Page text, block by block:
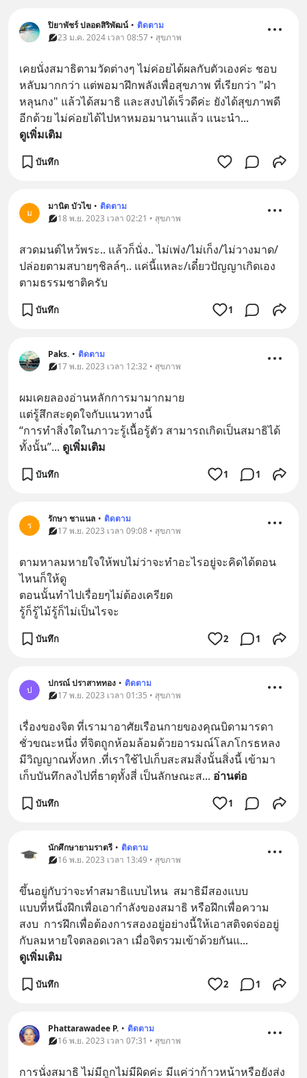
ปิยาพัชร์ ปลอดสิริพัฒน์ • ติดตาม
23 ม.ค. 2024 เวลา 08:57 • สุขภาพ
เคยนั่งสมาธิตามวัดต่างๆ ไม่ค่อยได้ผลกับตัวเองค่ะ ชอบ
หลับมากกว่า แต่พอมาฝึกพลังเพื่อสุขภาพ ที่เรียกว่า "ฝ่า
หลุนกง" แล้วได้สมาธิ และสงบได้เร็วดีค่ะ ยังได้สุขภาพดี
อีกด้วย ไม่ค่อยได้ไปหาหมอมานานแล้ว แนะนำ...
ดูเพิ่มเติม
บันทึก
ม
มานิต บัวไข • ติดตาม
18 พ.ย. 2023 เวลา 02:21 • สุขภาพ
สวดมนต์​ไหว้พระ.. แล้ว​ก็​นั่ง.. ไม่​เพ่ง​/ไม่​เก็ง​/ไม่​วาง​มาด​/
ปล่อย​ตาม​สบาย​ๆ​ชิลล์​ๆ.. แค่นี้​แหละ​/เดี๋ยว​ปัญญา​เกิด​เอง​
ตาม​ธรรมชาติ​ครับ​
บันทึก 1
Paks. • ติดตาม
17 พ.ย. 2023 เวลา 12:32 • สุขภาพ
ผมเคยลองอ่านหลักการมามากมาย
แต่รู้สึกสะดุดใจกับแนวทางนี้
“การทำสิ่งใดในภาวะรู้เนื้อรู้ตัว สามารถเกิดเป็นสมาธิได้
ทั้งนั้น”... ดูเพิ่มเติม
บันทึก 1 1
ร
รักษา ชาแนล • ติดตาม
17 พ.ย. 2023 เวลา 09:08 • สุขภาพ
ตามหาลมหายใจให้พบไม่ว่าจะทำอะไรอยู่จะคิดได้ตอน
ไหนก็ให้ดู
ตอนนั้นทำไปเรื่อยๆไม่ต้องเครียด
รู้ก็รู้ไม้รู้ก็ไม่เป็นไรจะ
บันทึก 2 1
ป
ปกรณ์ ปราสาททอง • ติดตาม
17 พ.ย. 2023 เวลา 01:35 • สุขภาพ
เรื่องของจิต ที่เรามาอาศัยเรือนกายของคุณบิดามารดา
ชั่วขณะหนึ่ง ที่จิตถูกห้อมล้อมด้วยอารมณ์โลภโกรธหลง
มีวิญญาณทั้งหก .ที่เราใช้ไปเก็บสะสมสิ่งนั้นสิ่งนี้ เข้ามา
เก็บบันทึกลงไปที่ธาตุทั้งสี่ เป็นลักษณะส... อ่านต่อ
บันทึก 1
นักศึกษายามราตรี • ติดตาม
16 พ.ย. 2023 เวลา 13:49 • สุขภาพ
ขึ้นอยู่กับว่าจะทำสมาธิแบบไหน  สมาธิมีสองแบบ
แบบที่หนึ่งฝึกเพื่อเอากำลังของสมาธิ หรือฝึกเพื่อความ
สงบ  การฝึกเพื่อต้องการสองอยู่อย่างนี้ให้เอาสติจดจ่ออยู่
กับลมหายใจตลอดเวลา เมื่อจิตรวมเข้าด้วยกันแ...
ดูเพิ่มเติม
บันทึก 2 1
Phattarawadee P. • ติดตาม
16 พ.ย. 2023 เวลา 07:31 • สุขภาพ
การนั่งสมาธิ ไม่มีถูกไม่มีผิดค่ะ มีแค่ว่าก้าวหน้าหรือยังส่ง